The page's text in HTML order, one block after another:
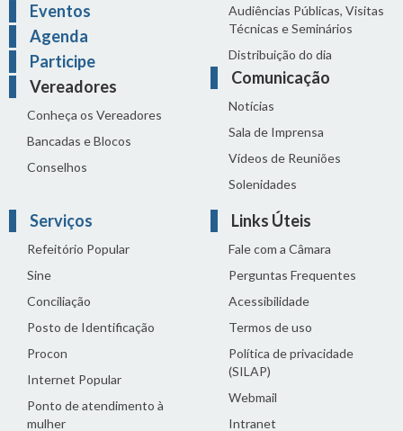
Eventos
Agenda
Participe
Vereadores
Conheça os Vereadores
Bancadas e Blocos
Conselhos
Audiências Públicas, Visitas
Técnicas e Seminários
Distribuição do dia
Comunicação
Notícias
Sala de Imprensa
Vídeos de Reuniões
Solenidades
Serviços
Refeitório Popular
Sine
Conciliação
Posto de Identificação
Procon
Internet Popular
Ponto de atendimento à
mulher
Links Úteis
Fale com a Câmara
Perguntas Frequentes
Acessibilidade
Termos de uso
Política de privacidade
(SILAP)
Webmail
Intranet